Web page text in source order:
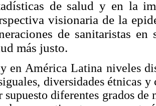
de salud y en la
visionaria de la
de sanitaristas
más justo.
en América Latina niveles
diversidades étnicas
supuesto diferentes grados